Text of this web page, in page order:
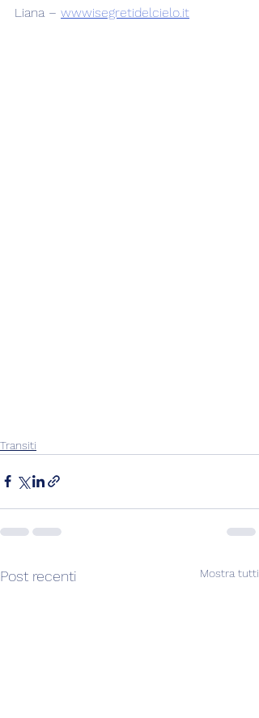
Liana – wwwisegretidelcielo.it
Transiti
Post recenti Mostra tutti